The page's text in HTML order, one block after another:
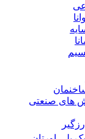
های صنعتی